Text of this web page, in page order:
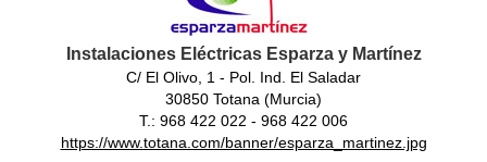
Instalaciones Eléctricas Esparza y Martínez
C/ El Olivo, 1 - Pol. Ind. El Saladar
30850 Totana (Murcia)
T.: 968 422 022 - 968 422 006
https://www.totana.com/banner/esparza_martinez.jpg